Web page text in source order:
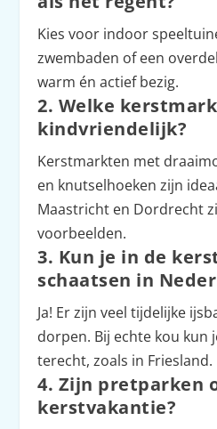
Kies voor indoor
zwembaden of een
warm én actief bezig.
2. Welke
kindvriendelijk?
Kerstmarkten met
en knutselhoeken zijn
Maastricht en Dordrecht
voorbeelden.
3. Kun je in de
schaatsen in
Ja! Er zijn veel tijdelijke
dorpen. Bij echte kou kun
terecht, zoals in Friesland.
4. Zijn pretparken
kerstvakantie?